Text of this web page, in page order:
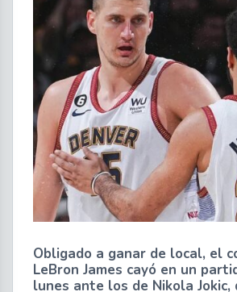
Obligado a ganar de local, el
LeBron James cayó en un
lunes ante los de Nikola Jokic,